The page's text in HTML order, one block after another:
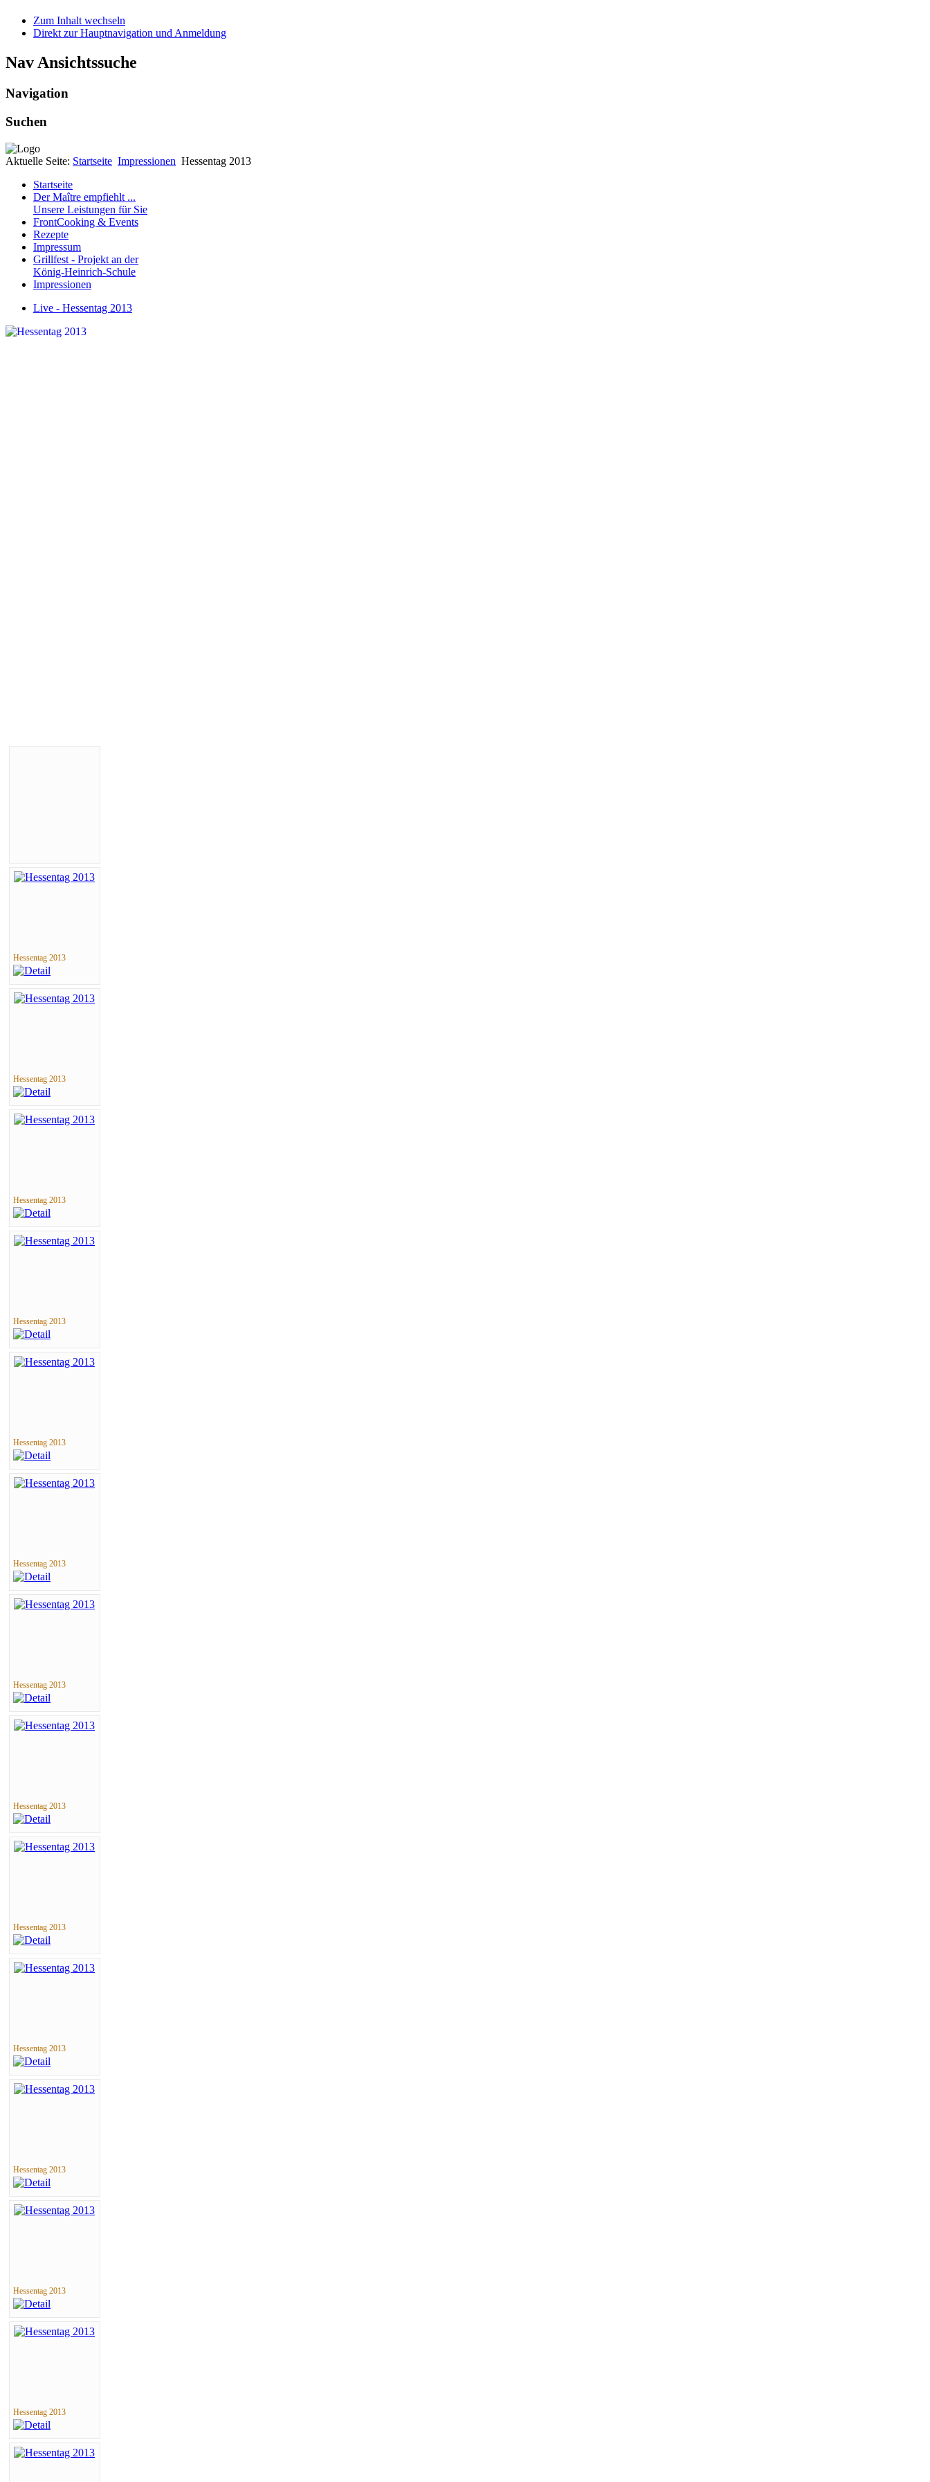
Zum Inhalt wechseln
Direkt zur Hauptnavigation und Anmeldung
Nav Ansichtssuche
Navigation
Suchen
Aktuelle Seite: Startseite Impressionen Hessentag 2013
Startseite
Der Maître emp­fiehlt ...
Unsere Leistungen für Sie
FrontCooking & Events
Rezepte
Impressum
Grillfest - Projekt an der
König-Heinrich-Schule
Impressionen
Live - Hessentag 2013
Hessentag 2013
Hessentag 2013
Hessentag 2013
Hessentag 2013
Hessentag 2013
Hessentag 2013
Hessentag 2013
Hessentag 2013
Hessentag 2013
Hessentag 2013
Hessentag 2013
Hessentag 2013
Hessentag 2013